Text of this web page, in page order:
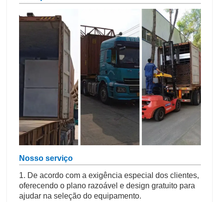
Nosso serviço
1. De acordo com a exigência especial dos clientes,
oferecendo o plano razoável e design gratuito para
ajudar na seleção do equipamento.